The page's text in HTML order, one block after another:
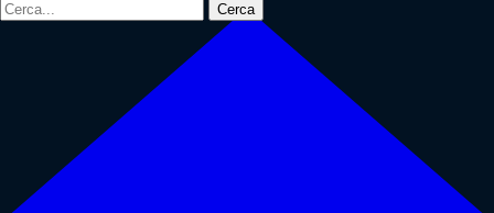
Cerca